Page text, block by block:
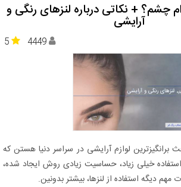
چشم؟ + نکاتی درباره لنزهای رنگی و
آرایشی
5 4449
برانگیزترین لوازم آرایشی در سراسر دنیا هستن که
خیلی زیاد، حساسیت زیادی روش ایجاد شده،
مهم دیگه استفاده از لنزها، بیشتر بدونین.